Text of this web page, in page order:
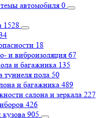
автомобиля 0
1528
18
и виброизоляция 67
и багажника 135
туннеля пола 50
и багажника 489
салона и зеркала 227
426
905